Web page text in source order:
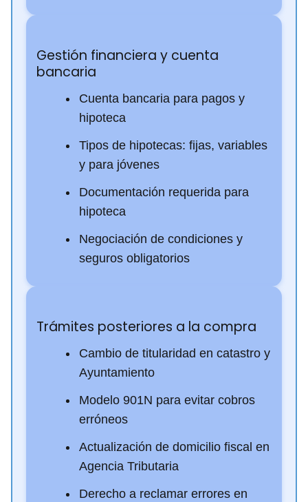
Gestión financiera y cuenta
bancaria
Cuenta bancaria para pagos y
hipoteca
Tipos de hipotecas: fijas, variables
y para jóvenes
Documentación requerida para
hipoteca
Negociación de condiciones y
seguros obligatorios
Trámites posteriores a la compra
Cambio de titularidad en catastro y
Ayuntamiento
Modelo 901N para evitar cobros
erróneos
Actualización de domicilio fiscal en
Agencia Tributaria
Derecho a reclamar errores en